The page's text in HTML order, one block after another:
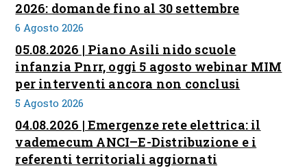
2026: domande fino al 30 settembre
6 Agosto 2026
05.08.2026 | Piano Asili nido scuole
infanzia Pnrr, oggi 5 agosto webinar MIM
per interventi ancora non conclusi
5 Agosto 2026
04.08.2026 | Emergenze rete elettrica: il
vademecum ANCI–E-Distribuzione e i
referenti territoriali aggiornati